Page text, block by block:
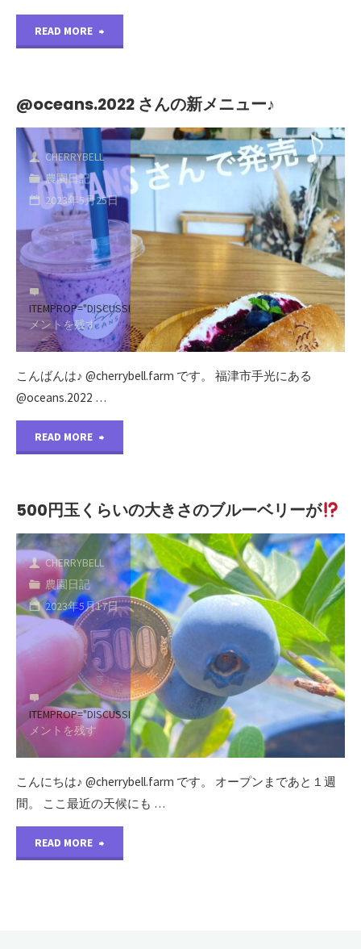
迎
る
こ
と
が
で
き
ま
し
た
READ MORE
ビ
ッ
グ
バ
ン！』
さ
ん
で
園
介
い
た
だ
き
ま
し
♪"
@oceans.2022 さんの新メニュー♪
CHERRYBELL
農園日記
2023年5月25日
ITEMPROP="DISCUSSIONURL"
メントを残す
こんばんは♪ @cherrybell.farm です。 福津市手光にある
@oceans.2022 …
READ MORE
ん
の
新
メ
ニ
ュ
ー
500円玉くらいの大きさのブルーベリーが
CHERRYBELL
農園日記
2023年5月17日
ITEMPROP="DISCUSSIONURL"コ
メントを残す
こんにちは♪ @cherrybell.farm です。 オープンまであと１週
間。 ここ最近の天候にも …
READ MORE